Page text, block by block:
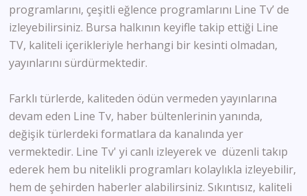
programlarını, çeşitli eğlence programlarını Line Tv’ de
izleyebilirsiniz. Bursa halkının keyifle takip ettiği Line
TV, kaliteli içerikleriyle herhangi bir kesinti olmadan,
yayınlarını sürdürmektedir.
Farklı türlerde, kaliteden ödün vermeden yayınlarına
devam eden Line Tv, haber bültenlerinin yanında,
değişik türlerdeki formatlara da kanalında yer
vermektedir. Line Tv' yi canlı izleyerek ve düzenli takıp
ederek hem bu nitelikli programları kolaylıkla izleyebilir,
hem de şehirden haberler alabilirsiniz. Sıkıntısız, kaliteli